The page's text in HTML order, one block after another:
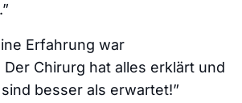
Erfahrung war
Chirurg hat alles erklärt und
besser als erwartet!”